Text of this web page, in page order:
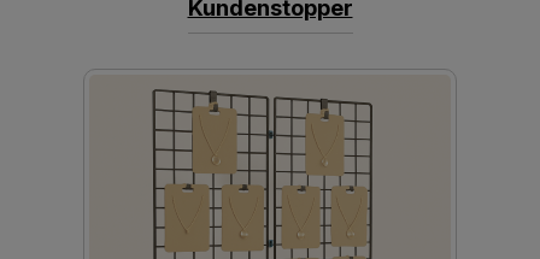
Kundenstopper